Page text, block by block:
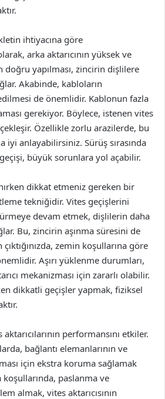
ihtiyacına göre
arka aktarıcının yüksek ve
doğru yapılması, zincirin dişlilere
Akabinde, kabloların
de önemlidir. Kablonun fazla
gerekiyor. Böylece, istenen vites
Özellikle zorlu arazilerde, bu
iyi anlayabilirsiniz. Sürüş sırasında
büyük sorunlara yol açabilir.
dikkat etmeniz gereken bir
tekniğidir. Vites geçişlerini
devam etmek, dişlilerin daha
Bu, zincirin aşınma süresini de
çıktığınızda, zemin koşullarına göre
Aşırı yüklenme durumları,
mekanizması için zararlı olabilir.
dikkatli geçişler yapmak, fiziksel
performansını etkiler.
bağlantı elemanlarının ve
için ekstra koruma sağlamak
paslanma ve
almak, vites aktarıcısının